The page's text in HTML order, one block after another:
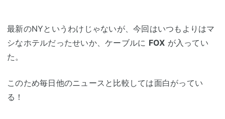
最新のNYというわけじゃないが、今回はいつもよりはマ
シなホテルだったせいか、ケーブルに FOX が入ってい
た。
このため毎日他のニュースと比較しては面白がってい
る！